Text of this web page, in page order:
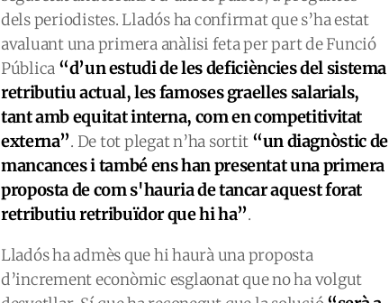
dels periodistes. Lladós ha confirmat que s’ha estat
avaluant una primera anàlisi feta per part de Funció
Pública “d’un estudi de les deficiències del sistema
retributiu actual, les famoses graelles salarials,
tant amb equitat interna, com en competitivitat
externa”. De tot plegat n’ha sortit “un diagnòstic de
mancances i també ens han presentat una primera
proposta de com s'hauria de tancar aquest forat
retributiu retribuïdor que hi ha”.
Lladós ha admès que hi haurà una proposta
d’increment econòmic esglaonat que no ha volgut